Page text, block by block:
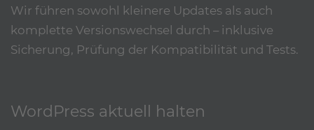
Wir führen sowohl kleinere Updates als auch
komplette Versionswechsel durch – inklusive
Sicherung, Prüfung der Kompatibilität und Tests.
WordPress aktuell halten